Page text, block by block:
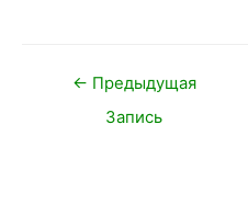
Навигация
← Предыдущая
Запись